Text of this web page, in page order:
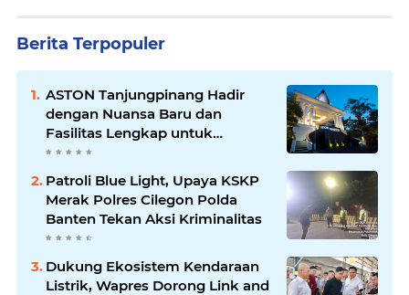
Berita Terpopuler
ASTON Tanjungpinang Hadir
dengan Nuansa Baru dan
Fasilitas Lengkap untuk
Kenyamanan Tamu
Patroli Blue Light, Upaya KSKP
Merak Polres Cilegon Polda
Banten Tekan Aksi Kriminalitas
Dukung Ekosistem Kendaraan
Listrik, Wapres Dorong Link and